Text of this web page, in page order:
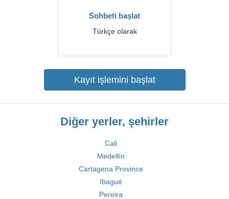
Sohbeti başlat
Türkçe olarak
Kayıt işlemini başlat
Diğer yerler, şehirler
Cali
Medellín
Cartagena Province
Ibagué
Pereira